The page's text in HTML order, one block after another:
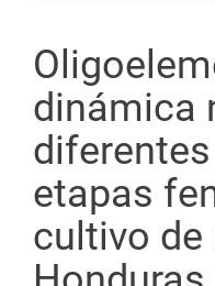
dinámica
etapas
cultivo de